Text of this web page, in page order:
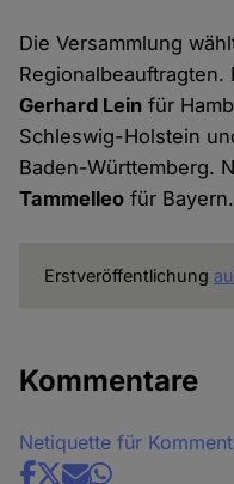
Die Versammlung
Regionalbeauftragten.
Gerhard Lein für
Schleswig-Holstein
Baden-Württemberg.
Tammelleo für Bayern.
Erstveröffentlichung
Kommentare
Netiquette für